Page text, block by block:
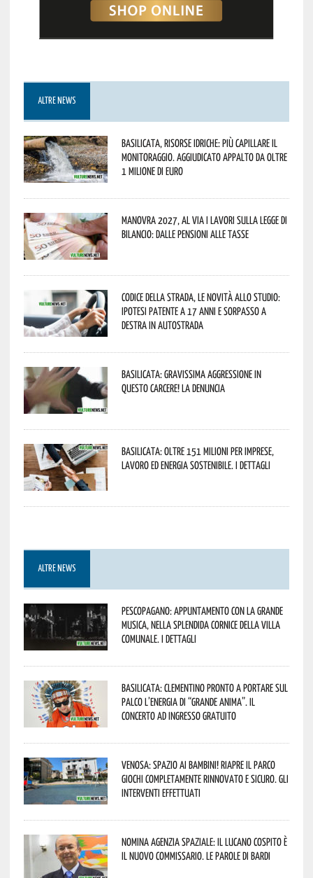
ALTRE NEWS
Basilicata, Risorse idriche: più capillare il
monitoraggio. Aggiudicato appalto da oltre
1 milione di euro
Manovra 2027, al via i lavori sulla Legge di
Bilancio: dalle pensioni alle tasse
Codice della strada, le novità allo studio:
ipotesi patente a 17 anni e sorpasso a
destra in autostrada
Basilicata: gravissima aggressione in
questo Carcere! La denuncia
Basilicata: oltre 151 milioni per imprese,
lavoro ed energia sostenibile. I dettagli
ALTRE NEWS
Pescopagano: appuntamento con la grande
musica, nella splendida cornice della Villa
Comunale. I dettagli
Basilicata: Clementino pronto a portare sul
palco l’energia di “Grande Anima”. Il
concerto ad ingresso gratuito
Venosa: spazio ai bambini! Riapre il Parco
Giochi completamente rinnovato e sicuro. Gli
interventi effettuati
Nomina Agenzia Spaziale: il lucano Cospito è
il nuovo commissario. Le parole di Bardi